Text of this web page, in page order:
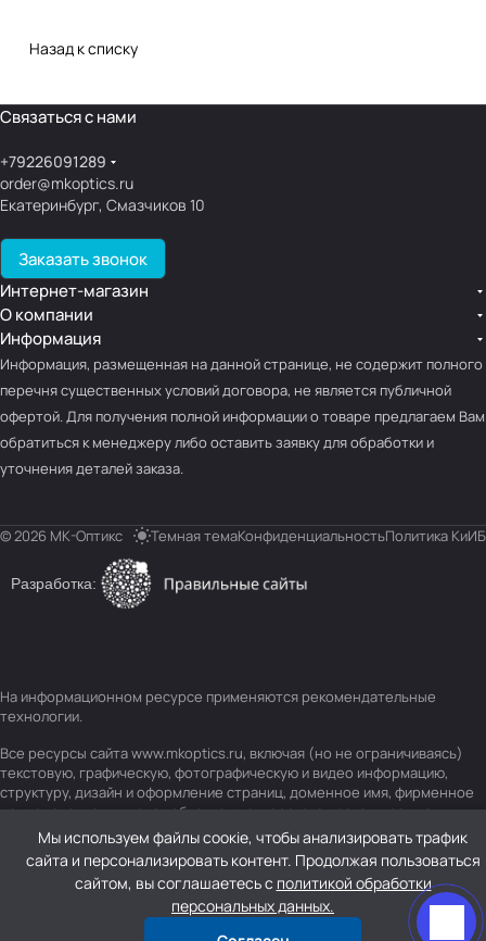
Назад к списку
Связаться с нами
+79226091289
order@mkoptics.ru
Екатеринбург, Смазчиков 10
Заказать звонок
Интернет-магазин
О компании
Информация
Информация, размещенная на данной странице, не содержит полного
перечня существенных условий договора, не является публичной
офертой. Для получения полной информации о товаре предлагаем Вам
обратиться к менеджеру либо оставить заявку для обработки и
уточнения деталей заказа.
© 2026 МК-Оптикс Темная темаКонфиденциальностьПолитика КиИБ
Разработка:
На информационном ресурсе применяются рекомендательные
технологии.
Все ресурсы сайта www.mkoptics.ru, включая (но не ограничиваясь)
текстовую, графическую, фотографическую и видео информацию,
структуру, дизайн и оформление страниц, доменное имя, фирменное
наименование являются объектами авторского права и прав на
интеллектуальную собственность, защищены российским
законодательством и международными соглашениями об охране
авторских прав.Читать далее
Мы используем файлы соокіе, чтобы анализировать трафик
сайта и персонализировать контент. Продолжая пользоваться
сайтом, вы соглашаетесь с политикой обработки
персональных данных.